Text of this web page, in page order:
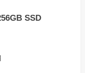
SSD